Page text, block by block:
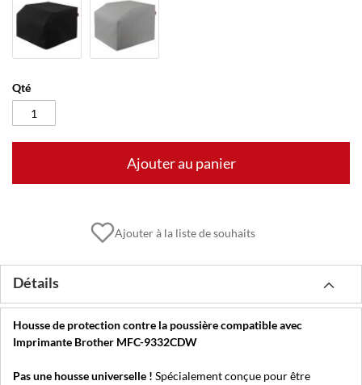
Qté
Ajouter au panier
Ajouter à la liste de souhaits
Détails
Housse de protection contre la poussière compatible avec
Imprimante Brother MFC-9332CDW
Pas une housse universelle ! Spécialement conçue pour être